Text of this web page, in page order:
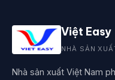
Việt Easy
NHÀ SẢN
Nhà sản xuất Việt Nam